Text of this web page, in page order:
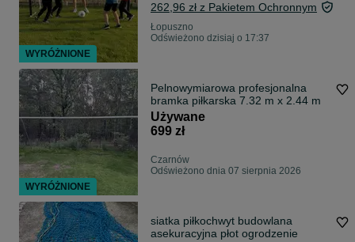
262,96 zł z Pakietem Ochronnym
Łopuszno
Odświeżono dzisiaj o 17:37
Pelnowymiarowa profesjonalna
bramka piłkarska 7.32 m x 2.44 m
Używane
699 zł
Czarnów
Odświeżono dnia 07 sierpnia 2026
siatka piłkochwyt budowlana
asekuracyjna płot ogrodzenie
WYRÓŻNIONE
WYRÓŻNIONE